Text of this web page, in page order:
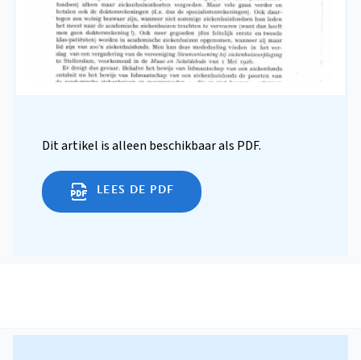
Dit artikel is alleen beschikbaar als PDF.
LEES DE PDF